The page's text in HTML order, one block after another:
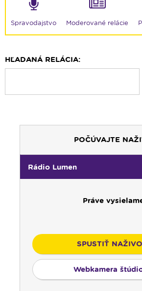
Spravodajstvo Moderované relácie
HĽADANÁ RELÁCIA:
POČÚVAJTE
Rádio Lumen
Práve
SPUSTIŤ NAŽIVO
Webkamera
Výber z pápežských encyklík
04:00
Radostný ruženec
04:25
Čítanie na pokračovanie -
04:50
Deň s modlitbou
05:15
Rádio Vatikán - SK (repríza)